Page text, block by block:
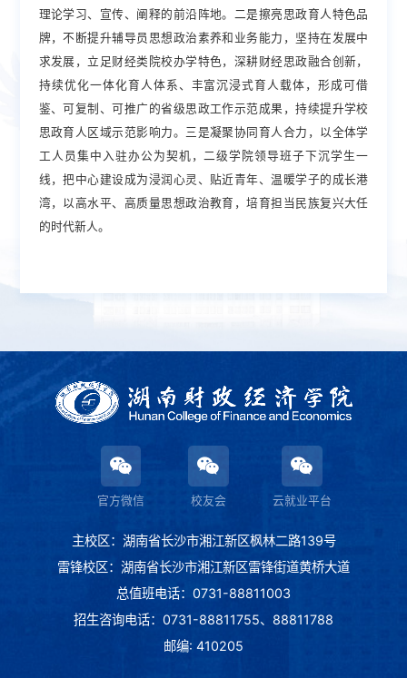
理论学习、宣传、阐释的前沿阵地。二是擦亮思政育人特色品
牌，不断提升辅导员思想政治素养和业务能力，坚持在发展中
求发展，立足财经类院校办学特色，深耕财经思政融合创新，
持续优化一体化育人体系、丰富沉浸式育人载体，形成可借
鉴、可复制、可推广的省级思政工作示范成果，持续提升学校
思政育人区域示范影响力。三是凝聚协同育人合力，以全体学
工人员集中入驻办公为契机，二级学院领导班子下沉学生一
线，把中心建设成为浸润心灵、贴近青年、温暖学子的成长港
湾，以高水平、高质量思想政治教育，培育担当民族复兴大任
的时代新人。
官方微信 校友会 云就业平台
主校区：湖南省长沙市湘江新区枫林二路139号
雷锋校区：湖南省长沙市湘江新区雷锋街道黄桥大道
总值班电话：0731-88811003
招生咨询电话：0731-88811755、88811788
邮编: 410205